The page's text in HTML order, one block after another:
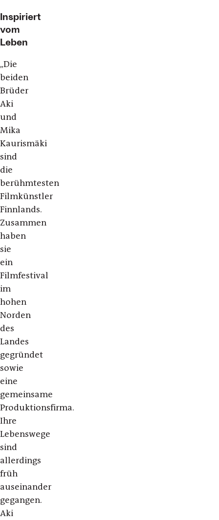
Inspiriert
vom
Leben
„Die
beiden
Brüder
Aki
und
Mika
Kaurismäki
sind
die
berühmtesten
Filmkünstler
Finnlands.
Zusammen
haben
sie
ein
Filmfestival
im
hohen
Norden
des
Landes
gegründet
sowie
eine
gemeinsame
Produktionsfirma.
Ihre
Lebenswege
sind
allerdings
früh
auseinander
gegangen.
Aki